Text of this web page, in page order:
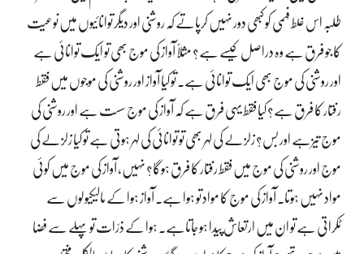
طلبہ اس غلط فہمی کو کبھی دور نہیں کرپاتے کہ روشنی اور دیگر توانائیوں میں نوعیت
کا جو فرق ہے وہ دراصل کیسے ہے؟ مثلاً آواز کی موج بھی تو ایک توانائی ہے
اور روشنی کی موج بھی ایک توانائی ہے۔ تو کیا آواز اور روشنی کی موجوں میں فقط
رفتار کا فرق ہے؟ کیا فقط یہی فرق ہے کہ آواز کی موج سست ہے اور روشنی کی
موج تیزہے اور بس؟ زلزلے کی لہر بھی تو توانائی کی لہر ہوتی ہے تو کیا زلزلے کی
موج اور روشنی کی موج میں فقط رفتار کا فرق ہوگا؟ نہیں، آواز کی موج میں کوئی
مواد نہیں ہوتا۔ آواز کی موج کا مواد تو ہوا ہے۔ آواز ہوا کے مالیکیولوں سے
ٹکراتی ہے تو ان میں ارتعاش پیدا ہوجاتاہے۔ ہوا کے ذرّات تو پہلے سے فضا